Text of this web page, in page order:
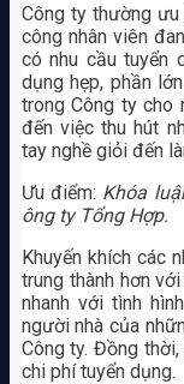
Công ty thường
công nhân viên
có nhu cầu tuyển
dụng hẹp, phần
trong Công ty cho
đến việc thu hút
tay nghề giỏi đến
Ưu điểm: Khóa
ông ty Tổng Hợp.
Khuyến khích các
trung thành hơn
nhanh với tình
người nhà của
Công ty. Đồng
chi phí tuyển dụng.